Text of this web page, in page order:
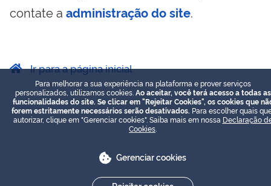
contate a administração do site.
Ir para a página inicial
Para melhorar a sua experiência na plataforma e prover serviços
personalizados, utilizamos cookies. Ao aceitar, você terá acesso a todas as
funcionalidades do site. Se clicar em "Rejeitar Cookies", os cookies que
forem estritamente necessários serão desativados. Para escolher quais
autorizar, clique em "Gerenciar cookies". Saiba mais em nossa Declaração
Cookies
Gerenciar cookies